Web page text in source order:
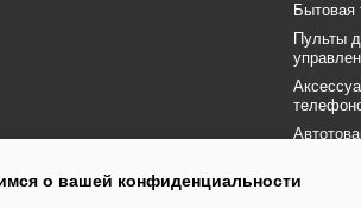
Бытовая
Пульты
о вашей конфиденциальности